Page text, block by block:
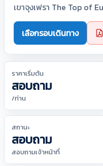
เขาจุงเฟรา The Top of
เลือกรอบเดินทาง
ราคาเริ่มต้น
สอบถาม
/ท่าน
สถานะ
สอบถาม
สอบถามเจ้าหน้าที่